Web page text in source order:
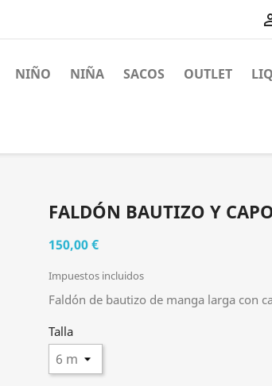
NIÑO NIÑA SACOS OUTLET
FALDÓN BAUTIZO Y
150,00 €
Impuestos incluidos
Faldón de bautizo de manga larga con
Talla